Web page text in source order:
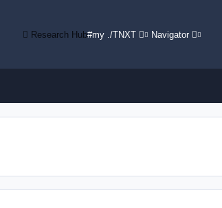
Research Hub#my ./TNXT Navigator